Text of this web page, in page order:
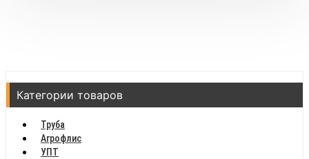
Категории товаров
Труба
Агрофлис
УПТ